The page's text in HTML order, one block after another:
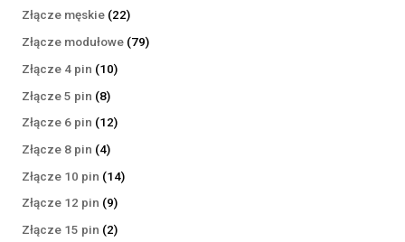
Złącze męskie 2222
produkty
Złącze modułowe 7979
Złącze 4 pin 1010
Złącze 5 pin 88
produktów
Złącze 6 pin 1212
Złącze 8 pin 44
produkty
Złącze 10 pin 1414
Złącze 12 pin 99
produktów
Złącze 15 pin 22